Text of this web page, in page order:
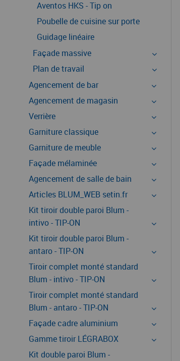
Aventos HKS - Tip on
Poubelle de cuisine sur porte
Guidage linéaire
Façade massive
Plan de travail
Agencement de bar
Agencement de magasin
Verrière
Garniture classique
Garniture de meuble
Façade mélaminée
Agencement de salle de bain
Articles BLUM_WEB setin.fr
Kit tiroir double paroi Blum -
intivo - TIP-ON
Kit tiroir double paroi Blum -
antaro - TIP-ON
Tiroir complet monté standard
Blum - intivo - TIP-ON
Tiroir complet monté standard
Blum - antaro - TIP-ON
Façade cadre aluminium
Gamme tiroir LÉGRABOX
Kit double paroi Blum -